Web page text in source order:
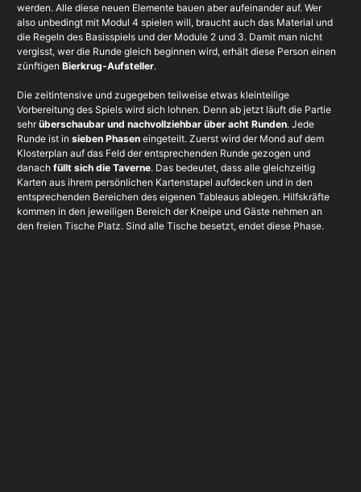
werden. Alle diese neuen Elemente bauen aber aufeinander auf. Wer
also unbedingt mit Modul 4 spielen will, braucht auch das Material und
die Regeln des Basisspiels und der Module 2 und 3. Damit man nicht
vergisst, wer die Runde gleich beginnen wird, erhält diese Person einen
zünftigen Bierkrug-Aufsteller.
Die zeitintensive und zugegeben teilweise etwas kleinteilige
Vorbereitung des Spiels wird sich lohnen. Denn ab jetzt läuft die Partie
sehrüberschaubar und nachvollziehbar über acht Runden. Jede
Runde ist in sieben Phaseneingeteilt. Zuerst wird der Mond auf dem
Klosterplan auf das Feld der entsprechenden Runde gezogen und
danach füllt sich die Taverne. Das bedeutet, dass alle gleichzeitig
Karten aus ihrem persönlichen Kartenstapel aufdecken und in den
entsprechenden Bereichen des eigenen Tableaus ablegen. Hilfskräfte
kommen in den jeweiligen Bereich der Kneipe und Gäste nehmen an
den freien Tische Platz. Sind alle Tische besetzt, endet diese Phase.